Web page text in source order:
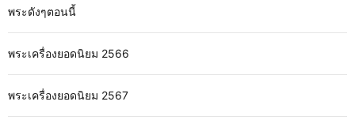
พระดังๆตอนนี้
พระเครื่องยอดนิยม 2566
พระเครื่องยอดนิยม 2567